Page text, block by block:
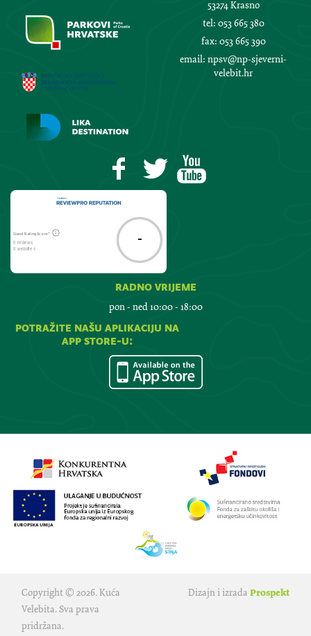
53274 Krasno
tel: 053 665 380
fax: 053 665 390
email: npsv@np-sjeverni-
velebit.hr
Guest Rating Score™
0 reviews
0 websites
-
radno vrijeme
pon - ned 10:00 - 18:00
potražite našu aplikaciju na
app store-u:
Copyright © 2026. Kuća
Velebita. Sva prava
pridržana.
Dizajn i izrada Prospekt